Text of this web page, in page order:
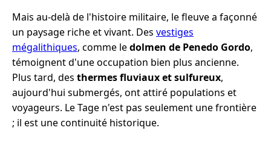
Mais au-delà de l'histoire militaire, le fleuve a façonné
un paysage riche et vivant. Des vestiges
mégalithiques, comme ledolmen de Penedo Gordo,
témoignent d'une occupation bien plus ancienne.
Plus tard, des thermes fluviaux et sulfureux,
aujourd'hui submergés, ont attiré populations et
voyageurs. Le Tage n'est pas seulement une frontière
; il est une continuité historique.